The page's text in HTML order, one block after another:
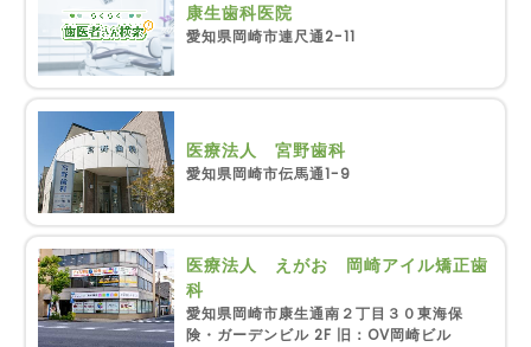
康生歯科医院
愛知県岡崎市連尺通2-11
医療法人 宮野歯科
愛知県岡崎市伝馬通1-9
医療法人 えがお 岡崎アイル矯正歯
科
愛知県岡崎市康生通南２丁目３０東海保
険・ガーデンビル 2F 旧：OV岡崎ビル